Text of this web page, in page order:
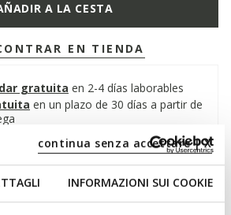
INFORMAZIONI SUI COOKIE
continua senza accettare | X
A LA CESTA
EN TIENDA
gratuita en 2-4 días laborables
en un plazo de 30 días a partir de